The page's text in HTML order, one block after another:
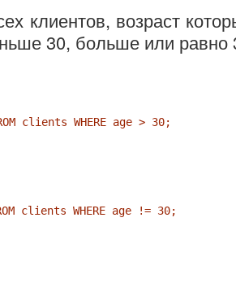
клиентов, возраст
30, больше или равно
clients WHERE age > 30;
clients WHERE age != 30;